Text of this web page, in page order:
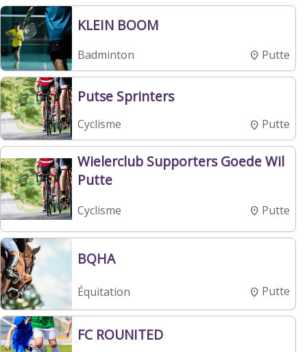
KLEIN BOOM
Badminton Putte
Putse Sprinters
Cyclisme Putte
Wielerclub Supporters Goede Wil
Putte
Cyclisme Putte
BQHA
Équitation Putte
FC ROUNITED